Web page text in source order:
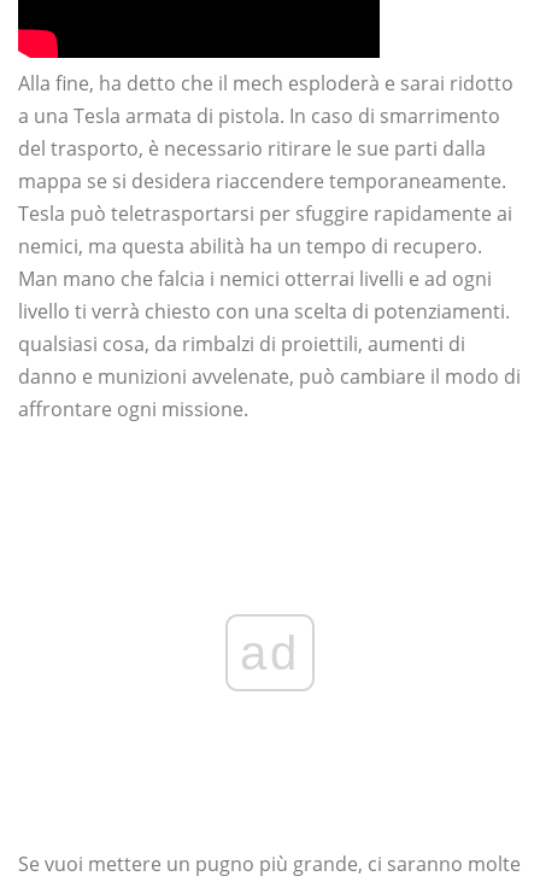
Alla fine, ha detto che il mech esploderà e sarai ridotto
a una Tesla armata di pistola. In caso di smarrimento
del trasporto, è necessario ritirare le sue parti dalla
mappa se si desidera riaccendere temporaneamente.
Tesla può teletrasportarsi per sfuggire rapidamente ai
nemici, ma questa abilità ha un tempo di recupero.
Man mano che falcia i nemici otterrai livelli e ad ogni
livello ti verrà chiesto con una scelta di potenziamenti.
qualsiasi cosa, da rimbalzi di proiettili, aumenti di
danno e munizioni avvelenate, può cambiare il modo di
affrontare ogni missione.
ad
Se vuoi mettere un pugno più grande, ci saranno molte